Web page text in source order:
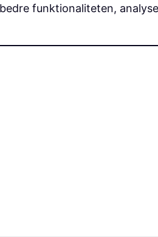
funktionaliteten,